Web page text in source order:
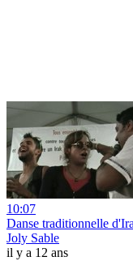
10:07
Danse traditionnelle
Joly Sable
il y a 12 ans